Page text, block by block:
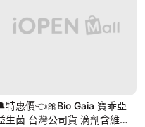
特惠價👈🎀Bio Gaia 寶乖亞
生菌 台灣公司貨 滴劑含維生